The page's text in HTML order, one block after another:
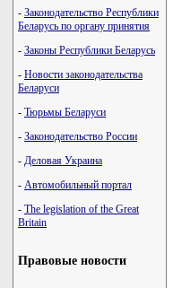
- Законодательство Республики
Беларусь по органу принятия
- Законы Республики Беларусь
- Новости законодательства
Беларуси
- Тюрьмы Беларуси
- Законодательство России
- Деловая Украина
- Автомобильный портал
- The legislation of the Great
Britain
Правовые новости